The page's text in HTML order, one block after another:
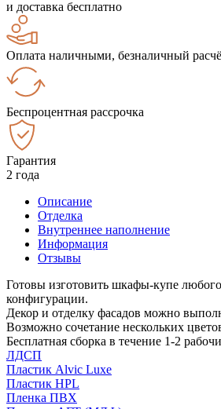
и доставка бесплатно
Оплата наличными, безналичный
Беспроцентная рассрочка
Гарантия
2 года
Описание
Отделка
Внутреннее наполнение
Информация
Отзывы
Готовы изготовить шкафы-купе
конфигурации.
Декор и отделку фасадов можно
Возможно сочетание нескольких
Бесплатная сборка в течение 1-2
ЛДСП
Пластик Alvic Luxe
Пластик HPL
Пленка ПВХ